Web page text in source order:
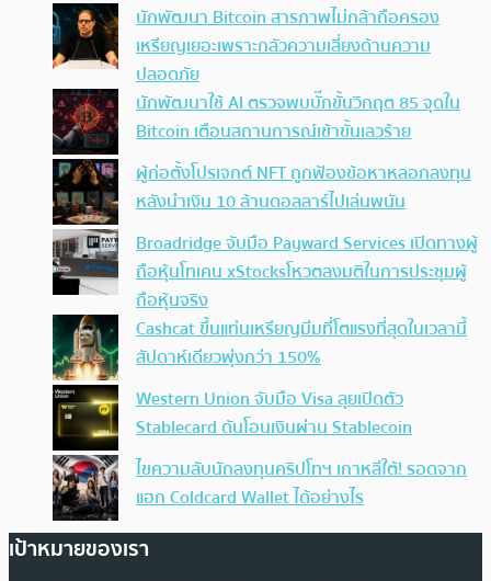
นักพัฒนา Bitcoin สารภาพไม่กล้าถือครอง
เหรียญเยอะเพราะกลัวความเสี่ยงด้านความ
ปลอดภัย
นักพัฒนาใช้ AI ตรวจพบบั๊กขั้นวิกฤต 85 จุดใน
Bitcoin เตือนสถานการณ์เข้าขั้นเลวร้าย
ผู้ก่อตั้งโปรเจกต์ NFT ถูกฟ้องข้อหาหลอกลงทุน
หลังนำเงิน 10 ล้านดอลลาร์ไปเล่นพนัน
Broadridge จับมือ Payward Services เปิดทางผู้
ถือหุ้นโทเคน xStocksโหวตลงมติในการประชุมผู้
ถือหุ้นจริง
Cashcat ขึ้นแท่นเหรียญมีมที่โตแรงที่สุดในเวลานี้
สัปดาห์เดียวพุ่งกว่า 150%
Western Union จับมือ Visa ลุยเปิดตัว
Stablecard ดันโอนเงินผ่าน Stablecoin
ไขความลับนักลงทุนคริปโทฯ เกาหลีใต้! รอดจาก
แฮก Coldcard Wallet ได้อย่างไร
เป้าหมายของเรา